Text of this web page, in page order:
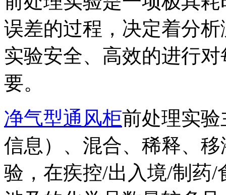
误差的过程，决定着分
实验安全、高效的进行
要。
净气型通风柜前处理实
信息）、混合、稀释、
验，在疾控/出入境/制药